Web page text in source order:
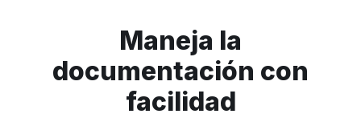
Maneja la
documentación con
facilidad